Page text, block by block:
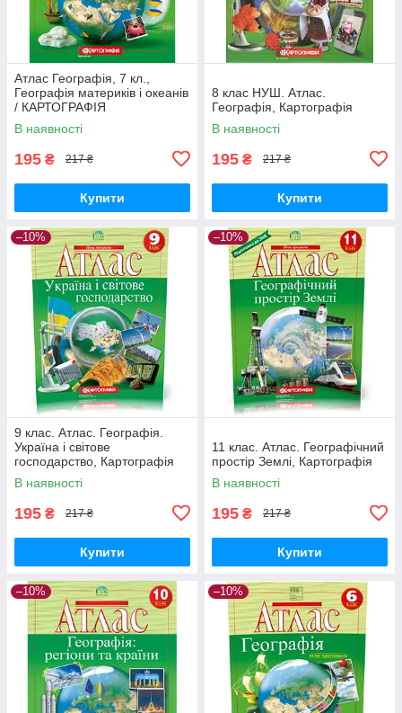
Атлас Географія, 7 кл.,
Географія материків і океанів
/ КАРТОГРАФІЯ
В наявності
195 ₴ 217 ₴
Купити
8 клас НУШ. Атлас.
Географія, Картографія
В наявності
195 ₴ 217 ₴
Купити
–10%
9 клас. Атлас. Географія.
Україна і світове
господарство, Картографія
В наявності
195 ₴ 217 ₴
Купити
–10%
11 клас. Атлас. Географічний
простір Землі, Картографія
В наявності
195 ₴ 217 ₴
Купити
–10% –10%